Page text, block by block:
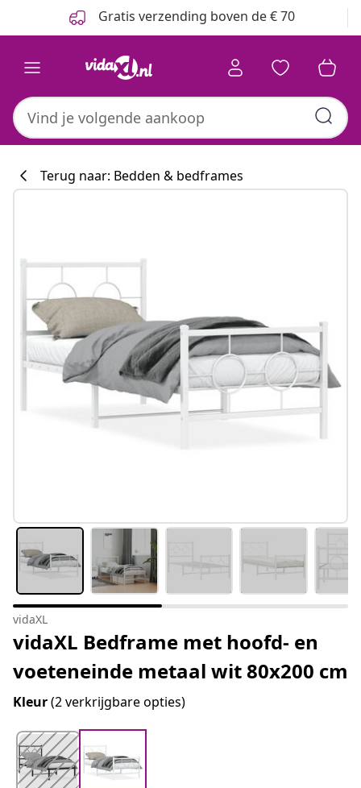
Gratis verzending boven de € 70
Terug naar: Bedden & bedframes
vidaXL
vidaXL Bedframe met hoofd- en
voeteneinde metaal wit 80x200 cm
Kleur(2 verkrijgbare opties)